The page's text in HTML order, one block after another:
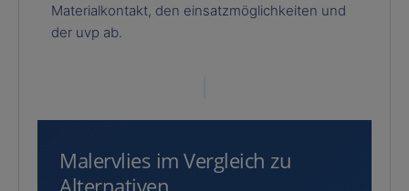
Materialkontakt, den einsatzmöglichkeiten und
der uvp ab.
Malervlies im Vergleich zu